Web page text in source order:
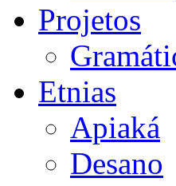
Projetos
Etnias
Apiaká
Desano